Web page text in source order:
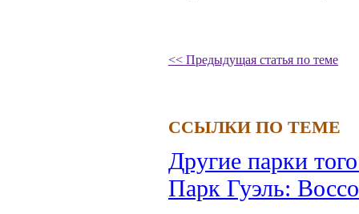
<< Предыдущая статья по теме
ССЫЛКИ ПО ТЕМЕ
Другие парки
Парк Гуэль: